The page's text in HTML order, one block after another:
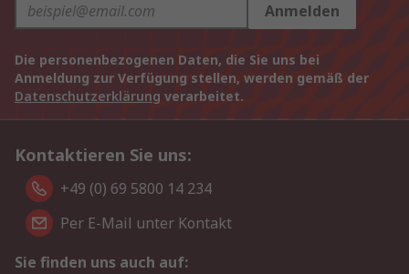
Anmelden
Die personenbezogenen Daten, die Sie uns bei
Anmeldung zur Verfügung stellen, werden gemäß der
Datenschutzerklärung verarbeitet.
Kontaktieren Sie uns:
+49 (0) 69 5800 14 234
Per E-Mail unter Kontakt
Sie finden uns auch auf: